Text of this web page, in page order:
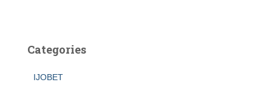
Categories
IJOBET